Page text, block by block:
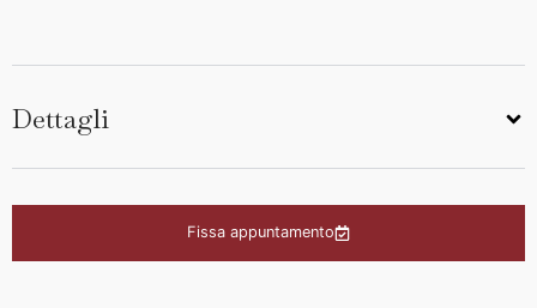
Dettagli
Fissa appuntamento